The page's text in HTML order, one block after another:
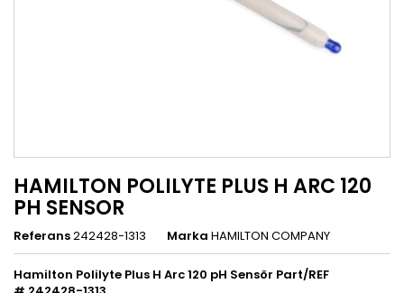
HAMILTON POLILYTE PLUS H ARC 120
PH SENSOR
Referans242428-1313 Marka HAMILTON COMPANY
Hamilton Polilyte Plus H Arc 120 pH Sensör Part/REF